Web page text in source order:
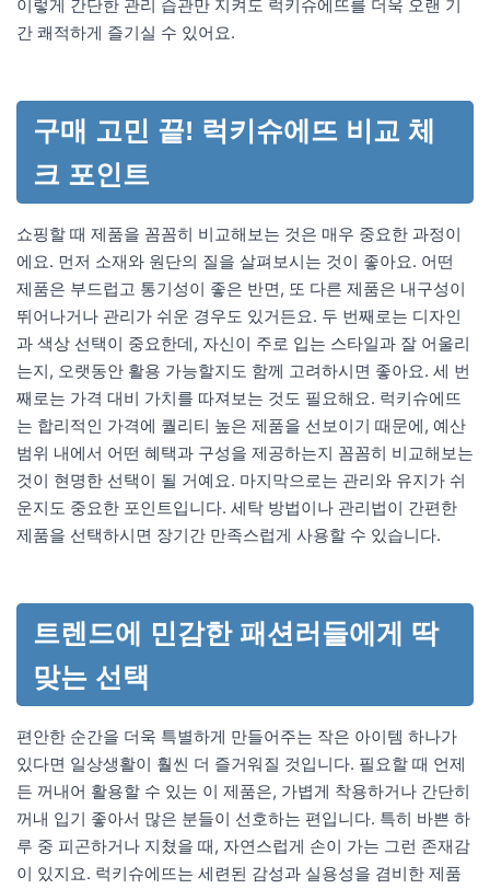
이렇게 간단한 관리 습관만 지켜도 럭키슈에뜨를 더욱 오랜 기
간 쾌적하게 즐기실 수 있어요.
구매 고민 끝! 럭키슈에뜨 비교 체
크 포인트
쇼핑할 때 제품을 꼼꼼히 비교해보는 것은 매우 중요한 과정이
에요. 먼저 소재와 원단의 질을 살펴보시는 것이 좋아요. 어떤
제품은 부드럽고 통기성이 좋은 반면, 또 다른 제품은 내구성이
뛰어나거나 관리가 쉬운 경우도 있거든요. 두 번째로는 디자인
과 색상 선택이 중요한데, 자신이 주로 입는 스타일과 잘 어울리
는지, 오랫동안 활용 가능할지도 함께 고려하시면 좋아요. 세 번
째로는 가격 대비 가치를 따져보는 것도 필요해요. 럭키슈에뜨
는 합리적인 가격에 퀄리티 높은 제품을 선보이기 때문에, 예산
범위 내에서 어떤 혜택과 구성을 제공하는지 꼼꼼히 비교해보는
것이 현명한 선택이 될 거예요. 마지막으로는 관리와 유지가 쉬
운지도 중요한 포인트입니다. 세탁 방법이나 관리법이 간편한
제품을 선택하시면 장기간 만족스럽게 사용할 수 있습니다.
트렌드에 민감한 패션러들에게 딱
맞는 선택
편안한 순간을 더욱 특별하게 만들어주는 작은 아이템 하나가
있다면 일상생활이 훨씬 더 즐거워질 것입니다. 필요할 때 언제
든 꺼내어 활용할 수 있는 이 제품은, 가볍게 착용하거나 간단히
꺼내 입기 좋아서 많은 분들이 선호하는 편입니다. 특히 바쁜 하
루 중 피곤하거나 지쳤을 때, 자연스럽게 손이 가는 그런 존재감
이 있지요. 럭키슈에뜨는 세련된 감성과 실용성을 겸비한 제품